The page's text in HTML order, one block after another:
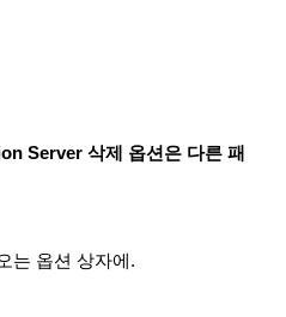
Server 삭제 옵션은 다른 패
는 옵션 상자에.